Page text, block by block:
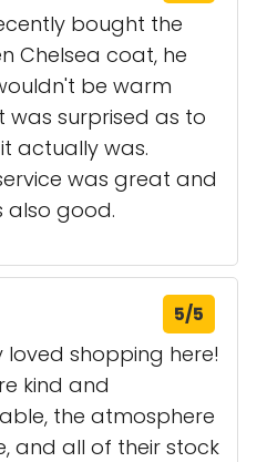
bought the
Chelsea coat, he
be warm
was surprised as to
actually was.
was great and
also good.
5/5
loved shopping here!
kind and
the atmosphere
and all of their stock